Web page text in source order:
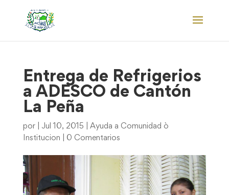
Entrega de Refrigerios
a ADESCO de Cantón
La Peña
por Jul 10, 2015
Ayuda a Comunidad ò
Institucion
0 Comentarios